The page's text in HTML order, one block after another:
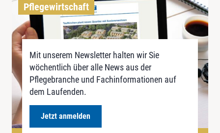
Pflegewirtschaft
Mit unserem Newsletter halten wir Sie
wöchentlich über alle News aus der
Pflegebranche und Fachinformationen auf
dem Laufenden.
Jetzt anmelden